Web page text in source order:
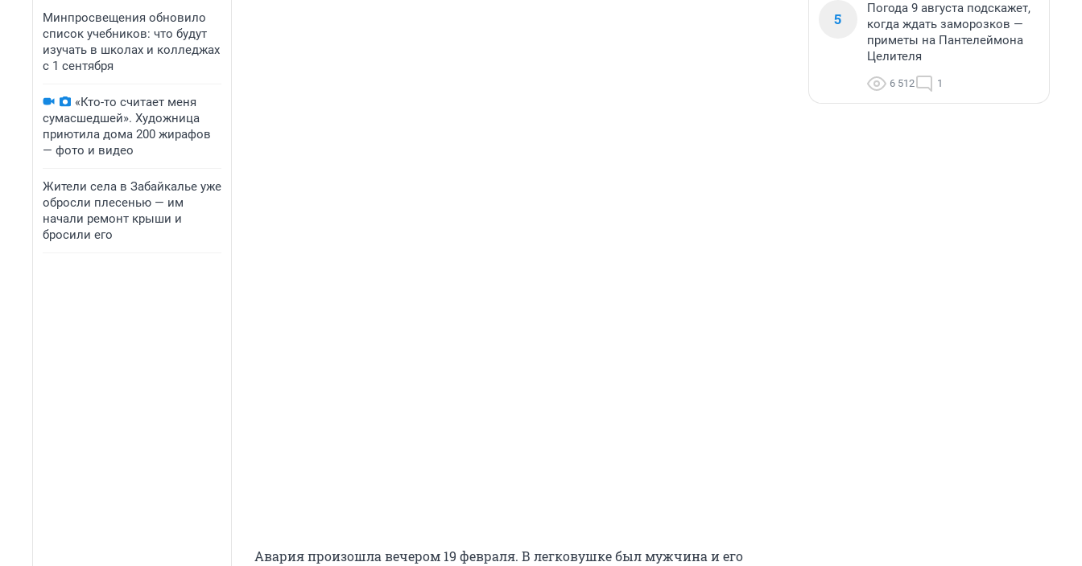
Минпросвещения обновило
список учебников: что будут
изучать в школах и колледжах
с 1 сентября
«Кто-то считает меня
сумасшедшей». Художница
приютила дома 200 жирафов
— фото и видео
Жители села в Забайкалье уже
обросли плесенью — им
начали ремонт крыши и
бросили его
Авария произошла вечером 19 февраля. В легковушке был мужчина и его
5
Погода 9 августа подскажет,
когда ждать заморозков —
приметы на Пантелеймона
Целителя
6 512 1